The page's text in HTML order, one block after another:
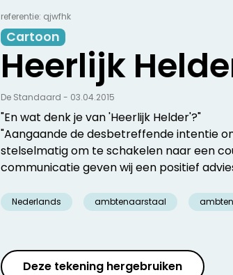
referentie: qjwfhk
Cartoon
Heerlijk
"En wat denk je van 'Heerlijk Helder'?"
"Aangaande de desbetreffende intentie
stelselmatig om te schakelen naar een
communicatie geven wij een positief
Nederlands ambtenaarstaal
De Standaard - 03.04.2015
Deze tekening hergebruiken